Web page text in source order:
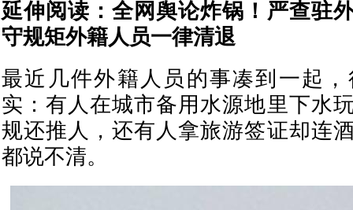
延伸阅读：全网舆论炸锅！严查驻
守规矩外籍人员一律清退
最近几件外籍人员的事凑到一起
实：有人在城市备用水源地里下水
规还推人，还有人拿旅游签证却连
都说不清。